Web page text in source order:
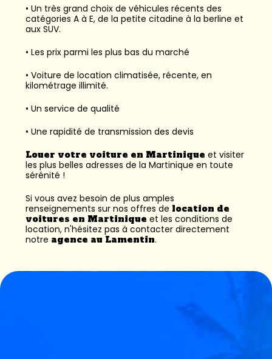
• Un très grand choix de véhicules récents des
catégories A à E, de la petite citadine à la berline et
aux SUV.
• Les prix parmi les plus bas du marché
• Voiture de location climatisée, récente, en
kilométrage illimité.
• Un service de qualité
• Une rapidité de transmission des devis
Louer votre voiture en Martinique et visiter
les plus belles adresses de la Martinique en toute
sérénité !
Si vous avez besoin de plus amples
renseignements sur nos offres de location de
voitures en Martinique et les conditions de
location, n'hésitez pas à contacter directement
notre agence au Lamentin.